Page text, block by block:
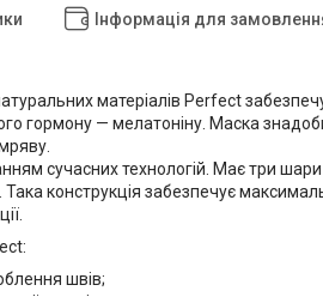
Інформація для
матеріалів Perfect
гормону — мелатоніну. Маска
сучасних технологій. Має три
Така конструкція забезпечує
швів;